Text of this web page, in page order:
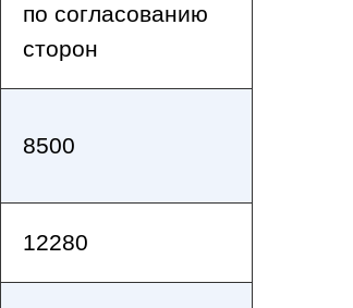
по согласованию
сторон
8500
12280